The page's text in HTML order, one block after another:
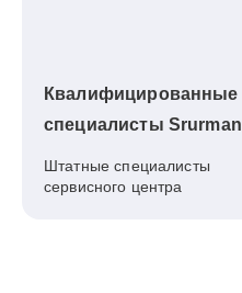
Квалифицированные
специалисты Srurman
Штатные специалисты
сервисного центра